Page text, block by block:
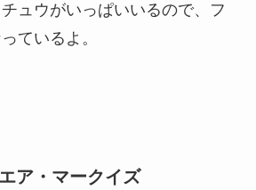
ュウがいっぱいいるので、フ
ているよ。
ア・マークイズ